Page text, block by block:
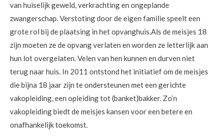
van huiselijk geweld, verkrachting en ongeplande
zwangerschap. Verstoting door de eigen familie speelt een
grote rol bij de plaatsing in het opvanghuis.Als de meisjes 18
zijn moeten ze de opvang verlaten en worden ze letterlijk aan
hun lot overgelaten. Velen van hen kunnen en durven niet
terug naar huis. In 2011 ontstond het initiatief om de meisjes
die bijna 18 jaar zijn te ondersteunen met een gerichte
vakopleiding, een opleiding tot (banket)bakker. Zo’n
vakopleiding biedt de meisjes kansen voor een betere en
onafhankelijk toekomst.